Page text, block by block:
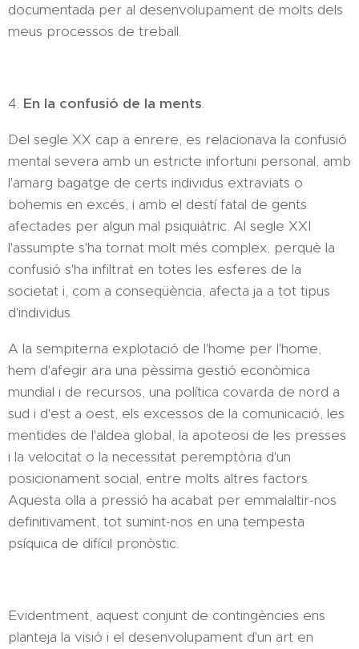
documentada per al desenvolupament de molts dels
meus processos de treball.
4. En la confusió de la ments.
Del segle XX cap a enrere, es relacionava la confusió
mental severa amb un estricte infortuni personal, amb
l'amarg bagatge de certs individus extraviats o
bohemis en excés, i amb el destí fatal de gents
afectades per algun mal psiquiàtric. Al segle XXI
l'assumpte s'ha tornat molt més complex, perquè la
confusió s'ha infiltrat en totes les esferes de la
societat i, com a conseqüència, afecta ja a tot tipus
d'individus.
A la sempiterna explotació de l'home per l'home,
hem d'afegir ara una pèssima gestió econòmica
mundial i de recursos, una política covarda de nord a
sud i d'est a oest, els excessos de la comunicació, les
mentides de l'aldea global, la apoteosi de les presses
i la velocitat o la necessitat peremptòria d'un
posicionament social, entre molts altres factors.
Aquesta olla a pressió ha acabat per emmalaltir-nos
definitivament, tot sumint-nos en una tempesta
psíquica de difícil pronòstic.
Evidentment, aquest conjunt de contingències ens
planteja la visió i el desenvolupament d'un art en